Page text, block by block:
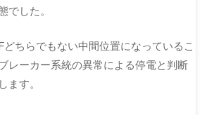
でした。
ちらでもない中間位置になっているこ
レーカー系統の異常による停電と判断
ます。